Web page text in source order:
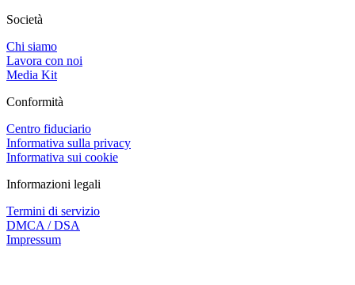
Società
Chi siamo
Lavora con noi
Media Kit
Conformità
Centro fiduciario
Informativa sulla privacy
Informativa sui cookie
Informazioni legali
Termini di servizio
DMCA / DSA
Impressum